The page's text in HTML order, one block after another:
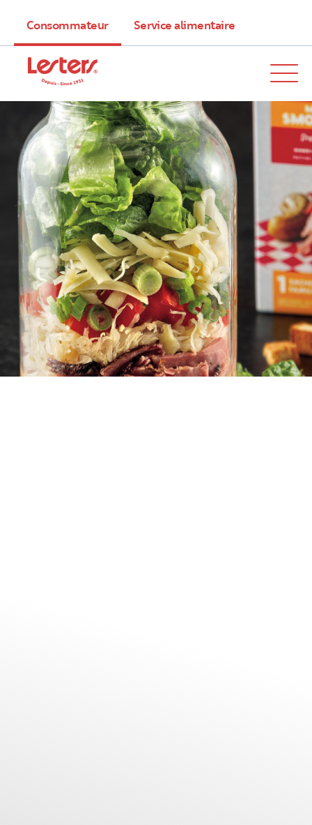
Consommateur Service alimentaire